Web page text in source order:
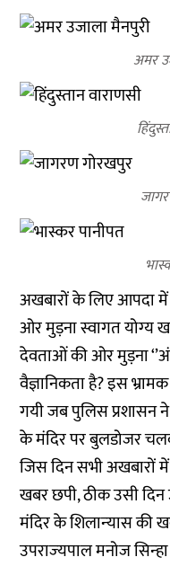
अमर
अखबारों के लिए आपदा में
ओर मुड़ना स्‍वागत योग्‍य
देवताओं की ओर मुड़ना
वैज्ञानिकता है? इस
गयी जब पुलिस प्रशासन
के मंदिर पर बुलडोजर
जिस दिन सभी अखबारों
खबर छपी, ठीक उसी
मंदिर के शिलान्‍यास की
उपराज्‍यपाल मनोज